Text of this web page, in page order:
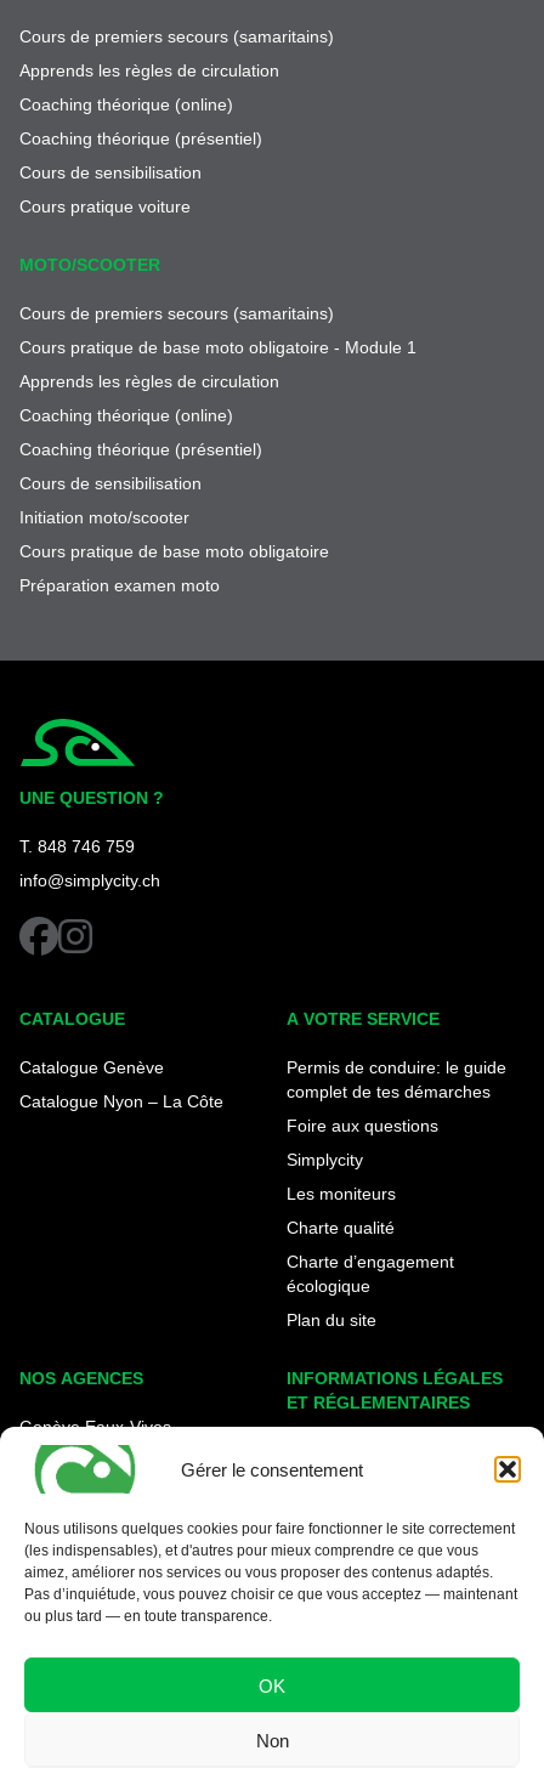
Gérer le consentement
Nous utilisons quelques cookies pour faire fonctionner le site correctement
(les indispensables), et d'autres pour mieux comprendre ce que vous
aimez, améliorer nos services ou vous proposer des contenus adaptés.
Pas d’inquiétude, vous pouvez choisir ce que vous acceptez — maintenant
ou plus tard — en toute transparence.
OK
Non
Cours de premiers secours (samaritains)
Apprends les règles de circulation
Coaching théorique (online)
Coaching théorique (présentiel)
Cours de sensibilisation
Cours pratique voiture
MOTO/SCOOTER
Cours de premiers secours (samaritains)
Cours pratique de base moto obligatoire - Module 1
Apprends les règles de circulation
Coaching théorique (online)
Coaching théorique (présentiel)
Cours de sensibilisation
Initiation moto/scooter
Cours pratique de base moto obligatoire
Préparation examen moto
UNE QUESTION ?
T. 848 746 759
info@simplycity.ch
facebookinstagram
CATALOGUE
Catalogue Genève
Catalogue Nyon – La Côte
A VOTRE SERVICE
Permis de conduire: le guide
complet de tes démarches
Foire aux questions
Simplycity
Les moniteurs
Charte qualité
Charte d’engagement
écologique
Plan du site
NOS AGENCES
Genève Eaux-Vives
Carouge - Rondeau
Nyon - La Côte
INFORMATIONS LÉGALES
ET RÉGLEMENTAIRES
Protection des données
Conditions générales